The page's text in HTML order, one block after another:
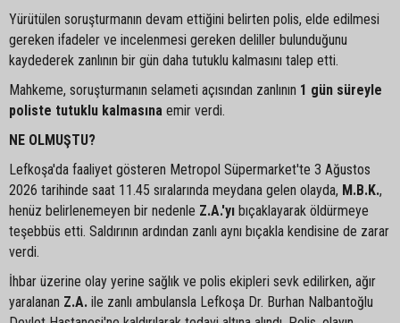
Yürütülen soruşturmanın devam ettiğini belirten polis, elde edilmesi
gereken ifadeler ve incelenmesi gereken deliller bulunduğunu
kaydederek zanlının bir gün daha tutuklu kalmasını talep etti.
Mahkeme, soruşturmanın selameti açısından zanlının 1 gün süreyle
poliste tutuklu kalmasına emir verdi.
NE OLMUŞTU?
Lefkoşa'da faaliyet gösteren Metropol Süpermarket'te 3 Ağustos
2026 tarihinde saat 11.45 sıralarında meydana gelen olayda, M.B.K.,
henüz belirlenemeyen bir nedenle Z.A.'yı bıçaklayarak öldürmeye
teşebbüs etti. Saldırının ardından zanlı aynı bıçakla kendisine de zarar
verdi.
İhbar üzerine olay yerine sağlık ve polis ekipleri sevk edilirken, ağır
yaralanan Z.A. ile zanlı ambulansla Lefkoşa Dr. Burhan Nalbantoğlu